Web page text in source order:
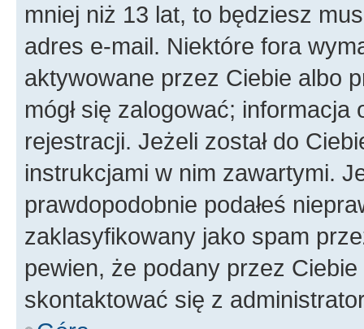
mniej niż 13 lat, to będziesz
adres e-mail. Niektóre fora
aktywowane przez Ciebie albo
mógł się zalogować;
rejestracji. Jeżeli został do
instrukcjami w nim zawartymi.
prawdopodobnie podałeś
zaklasyfikowany jako spam
pewien, że podany przez
skontaktować się z